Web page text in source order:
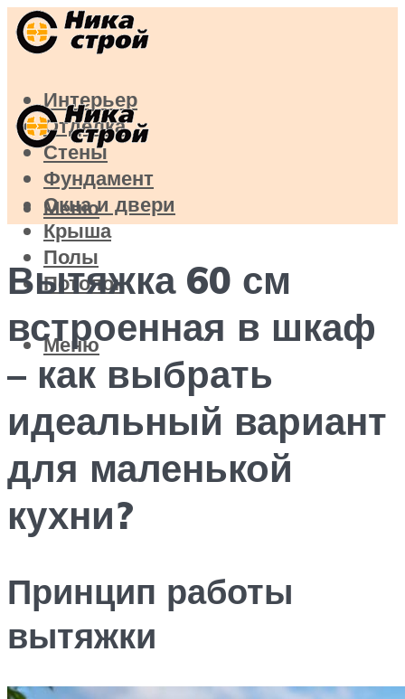
Интерьер
Отделка
Стены
Фундамент
Окна и двери
Крыша
Полы
Потолок
Меню
Меню
Вытяжка 60 см
встроенная в шкаф
– как выбрать
идеальный вариант
для маленькой
кухни?
Принцип работы
вытяжки